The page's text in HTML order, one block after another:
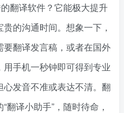
翻译软件？它能极大提升
的沟通时间。想象一下，
翻译发言稿，或者在国外
手机一秒钟即可得到专业
发音不准或表达不清。翻
翻译小助手”，随时待命，